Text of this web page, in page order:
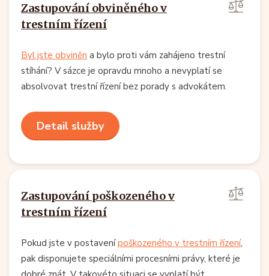
Zastupování obviněného v
trestním řízení
Byl jste obviněn a bylo proti vám zahájeno trestní
stíhání? V sázce je opravdu mnoho a nevyplatí se
absolvovat trestní řízení bez porady s advokátem.
Detail služby
Zastupování poškozeného v
trestním řízení
Pokud jste v postavenípoškozeného v trestním řízení,
pak disponujete speciálními procesními právy, které je